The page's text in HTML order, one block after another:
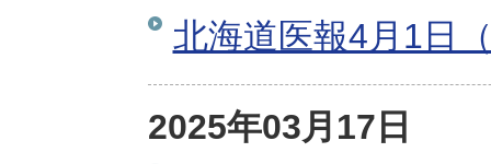
北海道医報4月1日
2025年03月17日